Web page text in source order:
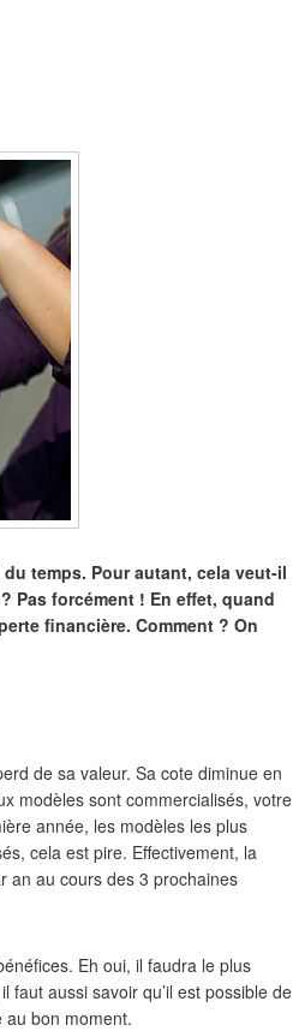
temps. Pour autant, cela veut-il
Pas forcément ! En effet, quand
financière. Comment ? On
de sa valeur. Sa cote diminue en
modèles sont commercialisés, votre
année, les modèles les plus
cela est pire. Effectivement, la
an au cours des 3 prochaines
Eh oui, il faudra le plus
aussi savoir qu’il est possible de
au bon moment.